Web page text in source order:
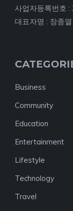
사업자등록번호
대표자명 : 장종열
Business
Community
Education
Entertainment
Lifestyle
Technology
Travel